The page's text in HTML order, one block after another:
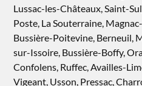
Lussac-les-Châteaux, Saint-
Poste, La Souterraine,
Bussière-Poitevine, Berneuil,
sur-Issoire, Bussière-Boffy,
Confolens, Ruffec, Availles-
Vigeant, Usson, Pressac,